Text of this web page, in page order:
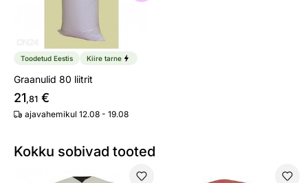
Toodetud Eestis Kiire tarne
Graanulid 80 liitrit
21,81 €
ajavahemikul 12.08 - 19.08
Kokku sobivad tooted